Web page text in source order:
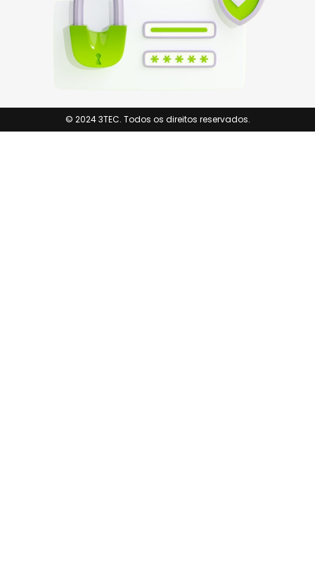
© 2024 3TEC. Todos os direitos reservados.